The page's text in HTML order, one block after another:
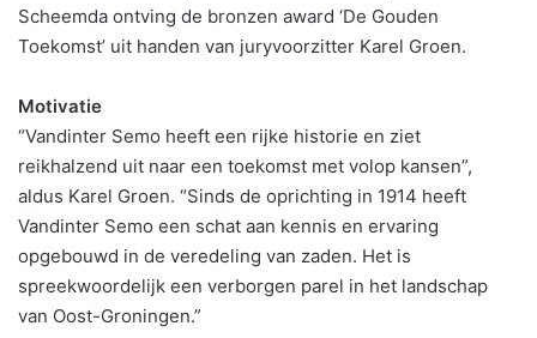
Scheemda ontving de bronzen award ‘De Gouden
Toekomst’ uit handen van juryvoorzitter Karel Groen.
Motivatie
“Vandinter Semo heeft een rijke historie en ziet
reikhalzend uit naar een toekomst met volop kansen”,
aldus Karel Groen. “Sinds de oprichting in 1914 heeft
Vandinter Semo een schat aan kennis en ervaring
opgebouwd in de veredeling van zaden. Het is
spreekwoordelijk een verborgen parel in het landschap
van Oost-Groningen.”